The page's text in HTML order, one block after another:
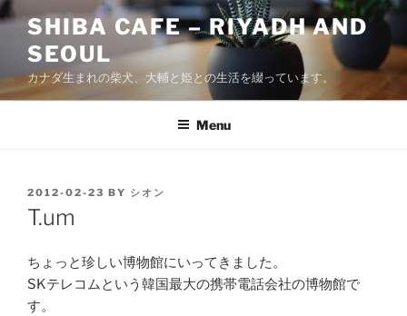
Skip
content
SHIBA CAFE – RIYADH AND
SEOUL
カナダ生まれの柴犬、大輔と姫との生活を綴っています。
Menu
POSTED
ON
2012-02-23 BY シオン
T.um
ちょっと珍しい博物館にいってきました。
SKテレコムという韓国最大の携帯電話会社の博物館で
す。